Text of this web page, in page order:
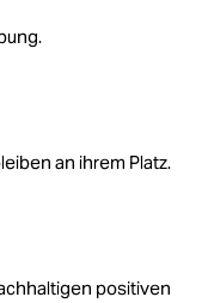
an ihrem Platz.
positiven